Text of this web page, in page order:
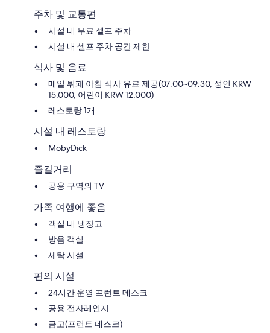
주차 및 교통편
시설 내 무료 셀프 주차
시설 내 셀프 주차 공간 제한
식사 및 음료
매일 뷔페 아침 식사 유료 제공(07:00~09:30, 성인 KRW
15,000, 어린이 KRW 12,000)
레스토랑 1개
시설 내 레스토랑
MobyDick
즐길거리
공용 구역의 TV
가족 여행에 좋음
객실 내 냉장고
방음 객실
세탁 시설
편의 시설
24시간 운영 프런트 데스크
공용 전자레인지
금고(프런트 데스크)